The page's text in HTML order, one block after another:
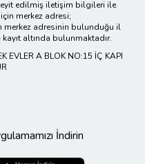
teyit edilmiş iletişim bilgileri ile
merkez adresi;
merkez adresinin bulunduğu il
altında bulunmaktadır.
EVLER A BLOK NO:15 İÇ KAPI
İndirin